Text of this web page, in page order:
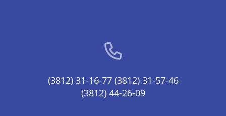
(3812) 31-16-77 (3812) 31-57-46
(3812) 44-26-09